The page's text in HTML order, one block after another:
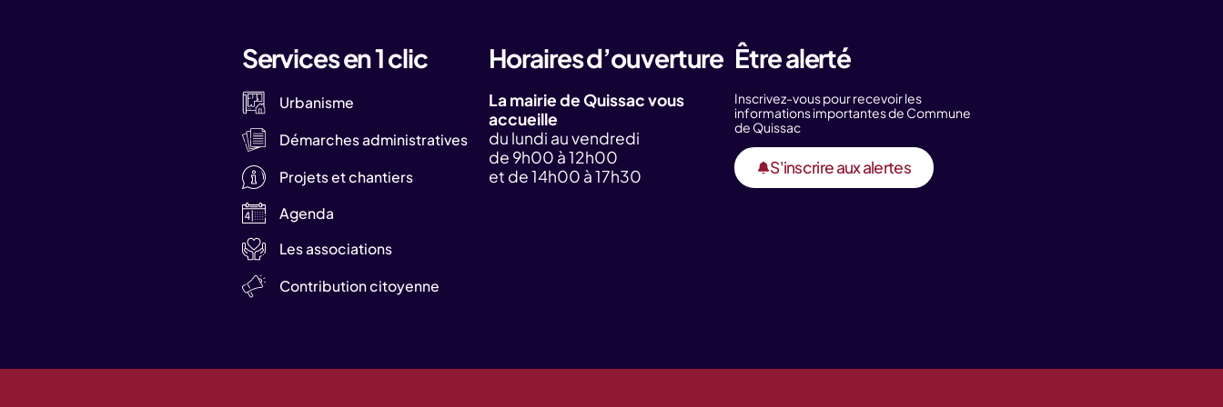
Services en 1 clic
Urbanisme
Démarches administratives
Projets et chantiers
Agenda
Les associations
Contribution citoyenne
Horaires d’ouverture
La mairie de Quissac vous
accueille
du lundi au vendredi
de 9h00 à 12h00
et de 14h00 à 17h30
Être alerté
Inscrivez-vous pour recevoir les
informations importantes de Commune
de Quissac
S'inscrire aux alertes